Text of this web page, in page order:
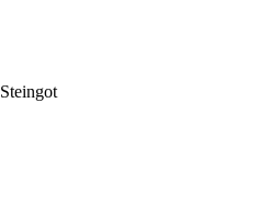
Steingot